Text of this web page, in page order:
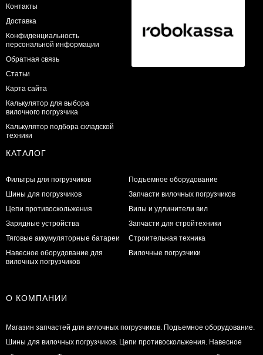
Контакты
Доставка
Конфиденциальность
персональной информации
Обратная связь
Статьи
Карта сайта
Калькулятор для выбора
вилочного погрузчика
Калькулятор подбора складской
техники
КАТАЛОГ
Фильтры для погрузчиков
Шины для погрузчиков
Цепи противоскольжения
Зарядные устройства
Тяговые аккумуляторные батареи
Навесное оборудование для
вилочных погрузчиков
Подъемное оборудование
Запчасти вилочных погрузчиков
Вилы и удлинители вил
Запчасти для стройтехники
Строительная техника
Вилочные погрузчики
О КОМПАНИИ
Магазин запчастей для вилочных погрузчиков. Подъемное оборудование.
Шины для вилочных погрузчиков. Цепи противоскольжения. Навесное